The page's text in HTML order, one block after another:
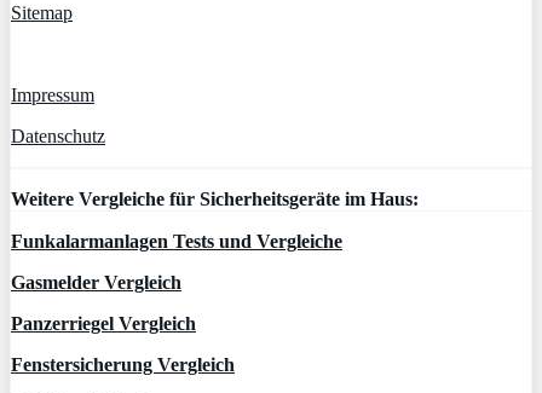
Sitemap
Impressum
Datenschutz
Weitere Vergleiche für Sicherheitsgeräte im Haus:
Funkalarmanlagen Tests und Vergleiche
Gasmelder Vergleich
Panzerriegel Vergleich
Fenstersicherung Vergleich